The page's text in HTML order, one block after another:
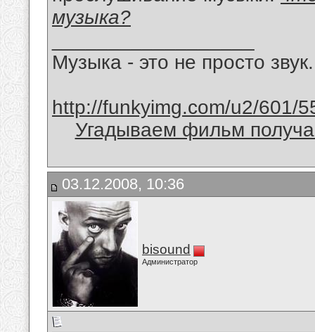
музыка?
Музыка - это не просто
http://funkyimg.com/u2/601/
Угадываем фильм
03.12.2008, 10:36
bisound
Администратор